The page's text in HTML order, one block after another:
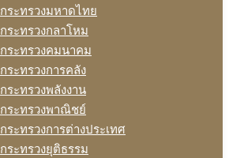
กระทรวงมหาดไทย
กระทรวงกลาโหม
กระทรวงคมนาคม
กระทรวงการคลัง
กระทรวงพลังงาน
กระทรวงพาณิชย์
กระทรวงการต่างประเทศ
กระทรวงยุติธรรม